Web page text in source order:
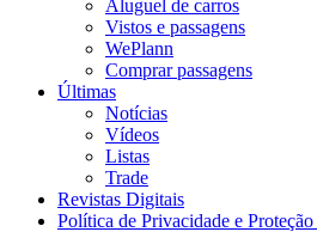
Aluguel de carros
Vistos e passagens
WePlann
Comprar passagens
Últimas
Notícias
Vídeos
Listas
Trade
Revistas Digitais
Política de Privacidade e